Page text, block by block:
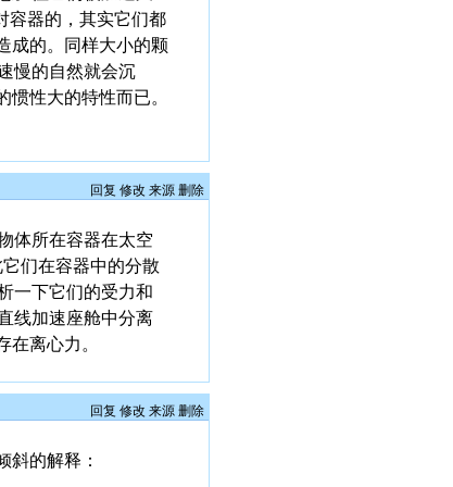
容器的，其实它们都
成的。同样大小的颗
慢的自然就会沉
性大的特性而已。
回复 修改 来源 删除
体所在容器在太空
们在容器中的分散
一下它们的受力和
线加速座舱中分离
离心力。
回复 修改 来源 删除
斜的解释：